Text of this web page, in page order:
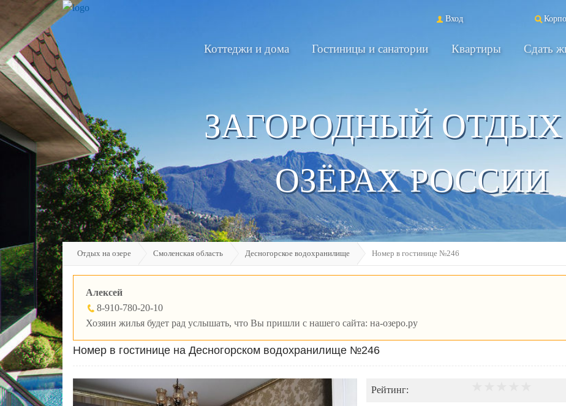
Вход
Коттеджи и дома Гостиницы и санатории Квартиры Сдать
ЗАГОРОДНЫЙ
ОЗЁРАХ РОССИИ
Отдых на озере Смоленская область Десногорское водохранилище Номер в гостинице №246
Алексей
8-910-780-20-10
Хозяин жилья будет рад услышать, что Вы пришли с нашего сайта: на-озеро.ру
Номер в гостинице на Десногорском водохранилище №246
Рейтинг: